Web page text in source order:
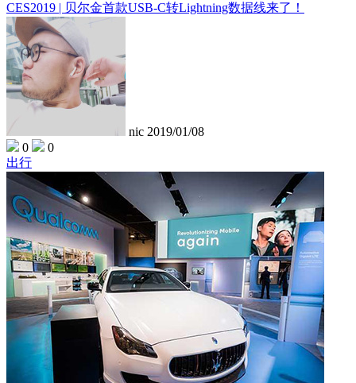
CES2019 | 贝尔金首款USB-C转Lightning数据线来了！
nic 2019/01/08
0
0
出行